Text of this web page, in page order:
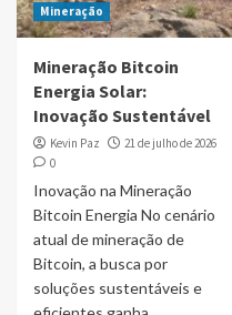
Mineração
Mineração Bitcoin
Energia Solar:
Inovação Sustentável
Kevin Paz
21 de julho de 2026
0
Inovação na Mineração
Bitcoin Energia No cenário
atual de mineração de
Bitcoin, a busca por
soluções sustentáveis e